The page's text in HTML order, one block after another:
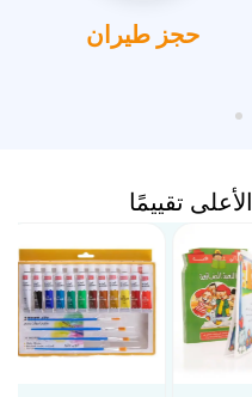
حجز طيران
الأعلى تقييمًا